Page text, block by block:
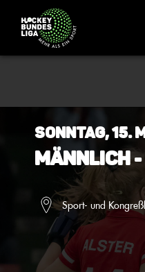
Sonntag, 15.
Männlich -
Sport- und